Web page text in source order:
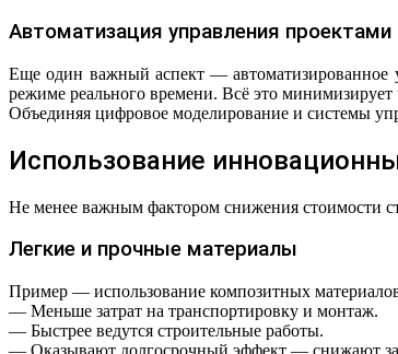
Автоматизация управления проектами
Еще один важный аспект — автоматизированное
режиме реального времени. Всё это минимизирует
Объединяя цифровое моделирование и системы
Использование
Не менее важным фактором снижения стоимости
Легкие и прочные материалы
Пример — использование композитных
— Меньше затрат на транспортировку и монтаж.
— Быстрее ведутся строительные работы.
— Оказывают долгосрочный эффект — снижают